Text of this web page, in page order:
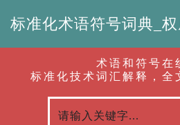
术语和符号在
标准化技术词汇解释，全